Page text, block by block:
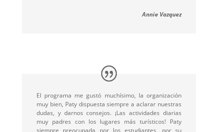
Annie Vazquez
El programa me gustó muchísimo, la organización
muy bien, Paty dispuesta siempre a aclarar nuestras
dudas, y darnos consejos. ¡Las actividades diarias
muy padres con los lugares más turísticos! Paty
siempre preocupada por los estudiantes, por su